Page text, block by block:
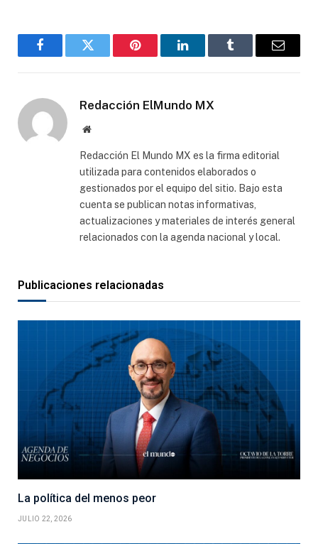
FacebookGorjeo Pinterest LinkedInTumblr
Correo
Redacción ElMundo MX
Sitio
Redacción El Mundo MX es la firma editorial
utilizada para contenidos elaborados o
gestionados por el equipo del sitio. Bajo esta
cuenta se publican notas informativas,
actualizaciones y materiales de interés general
relacionados con la agenda nacional y local.
Publicaciones relacionadas
La política del menos peor
JULIO 22, 2026